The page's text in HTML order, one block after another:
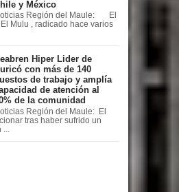
y México
Región del Maule: El
Mulu , radicado hace varios
Hiper Lider de
con más de 140
de trabajo y amplía
de atención al
de la comunidad
Región del Maule: El
tras haber sufrido un